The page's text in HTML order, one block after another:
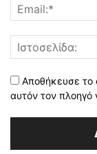
Αποθήκευσε το
αυτόν τον